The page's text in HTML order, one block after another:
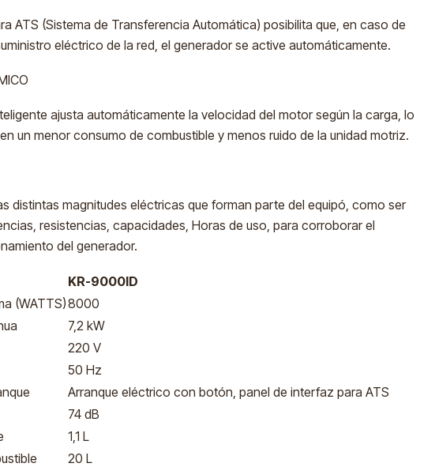
ATS (Sistema de Transferencia Automática) posibilita que, en caso de
eléctrico de la red, el generador se active automáticamente.
ajusta automáticamente la velocidad del motor según la carga, lo
un menor consumo de combustible y menos ruido de la unidad motriz.
distintas magnitudes eléctricas que forman parte del equipó, como ser
resistencias, capacidades, Horas de uso, para corroborar el
del generador.
KR-9000ID
(WATTS)8000
7,2 kW
220 V
50 Hz
Arranque eléctrico con botón, panel de interfaz para ATS
74 dB
1,1 L
20 L